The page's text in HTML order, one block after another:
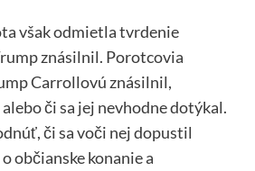
však odmietla tvrdenie
znásilnil. Porotcovia
Carrollovú znásilnil,
či sa jej nevhodne dotýkal.
či sa voči nej dopustil
občianske konanie a